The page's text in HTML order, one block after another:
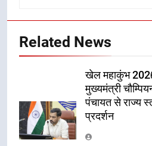
Related News
खेल महाकुंभ
मुख्यमंत्री
पंचायत से राज्य
प्रदर्शन